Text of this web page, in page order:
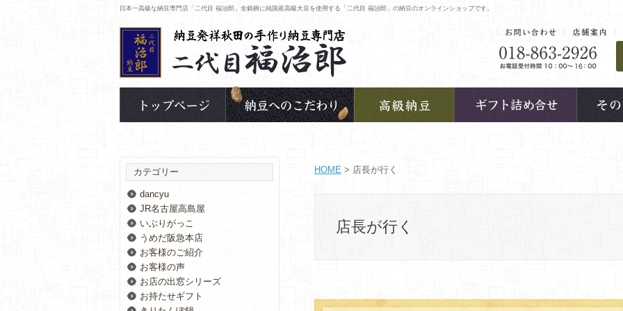
日本一高級な納豆専門店「二代目 福治郎」全銘柄に純国産高級大豆を使用する「二代目 福治郎」の納豆のオンラインショップです。
HOME > 店長が行く
店長が行く
カテゴリー
dancyu
JR名古屋高島屋
いぶりがっこ
うめだ阪急本店
お客様のご紹介
お客様の声
お店の出窓シリーズ
お持たせギフト